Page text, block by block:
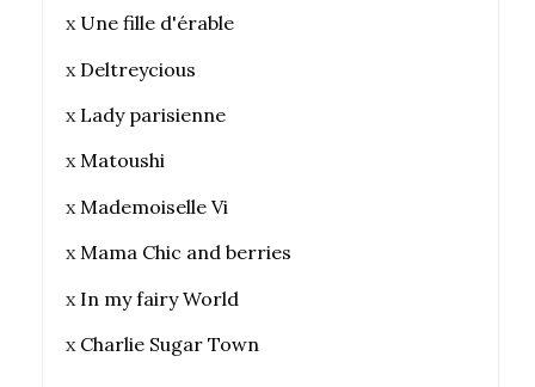
x Une fille d'érable
x Deltreycious
x Lady parisienne
xMatoushi
x Mademoiselle Vi
xMama Chic and berries
x In my fairy World
x Charlie Sugar Town